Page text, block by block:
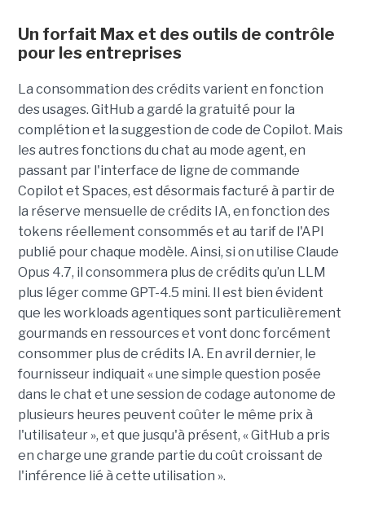
Un forfait Max et des outils de contrôle
pour les entreprises
La consommation des crédits varient en fonction
des usages. GitHub a gardé la gratuité pour la
complétion et la suggestion de code de Copilot. Mais
les autres fonctions du chat au mode agent, en
passant par l'interface de ligne de commande
Copilot et Spaces, est désormais facturé à partir de
la réserve mensuelle de crédits IA, en fonction des
tokens réellement consommés et au tarif de l'API
publié pour chaque modèle. Ainsi, si on utilise Claude
Opus 4.7, il consommera plus de crédits qu’un LLM
plus léger comme GPT-4.5 mini. Il est bien évident
que les workloads agentiques sont particulièrement
gourmands en ressources et vont donc forcément
consommer plus de crédits IA. En avril dernier, le
fournisseur indiquait « une simple question posée
dans le chat et une session de codage autonome de
plusieurs heures peuvent coûter le même prix à
l'utilisateur », et que jusqu'à présent, « GitHub a pris
en charge une grande partie du coût croissant de
l'inférence lié à cette utilisation ».